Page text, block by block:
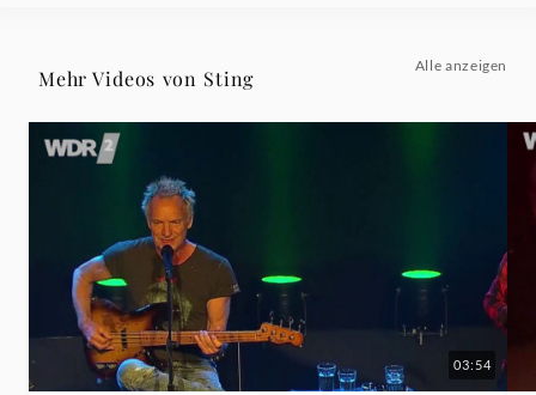
Mehr Videos von Sting
Alle anzeigen
03:54